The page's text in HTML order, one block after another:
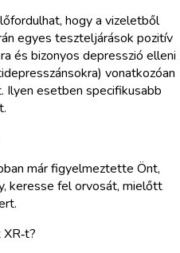
hogy a vizeletből
egyes teszteljárások pozitív
és bizonyos depresszió elleni
vonatkozóan
Ilyen esetben specifikusabb
már figyelmeztette Önt,
keresse fel orvosát, mielőtt